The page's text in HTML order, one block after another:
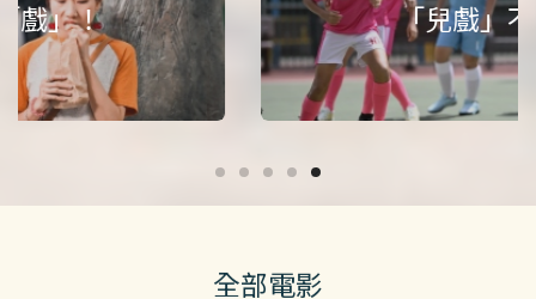
爆谷巨星匯：鄭秀文
全部電影